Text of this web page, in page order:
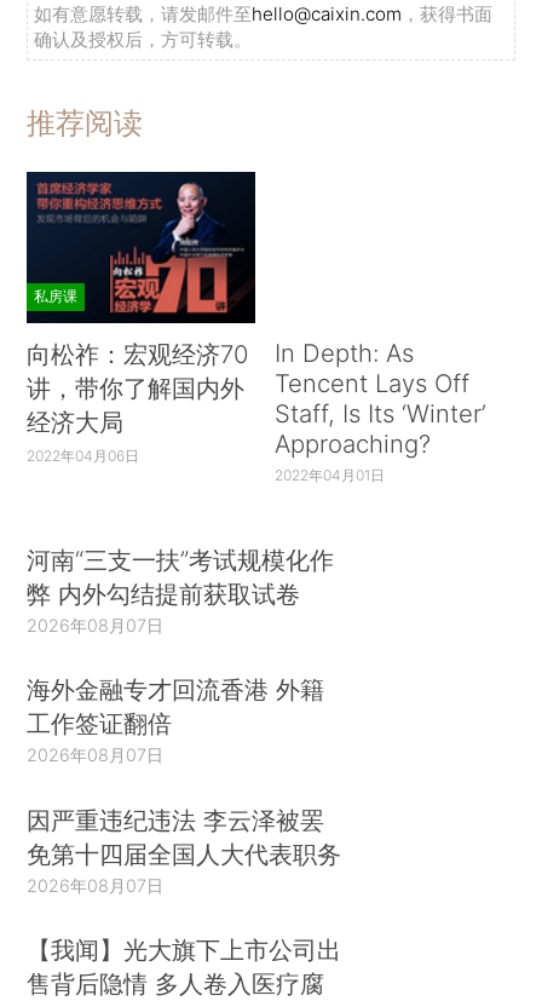
如有意愿转载，请发邮件至hello@caixin.com ，获得书面
确认及授权后，方可转载。
推荐阅读
私房课
向松祚：宏观经济70
讲，带你了解国内外
经济大局
2022年04月06日
In Depth: As
Tencent Lays Off
Staff, Is Its ‘Winter’
Approaching?
2022年04月01日
河南“三支一扶”考试规模化作
弊 内外勾结提前获取试卷
2026年08月07日
海外金融专才回流香港 外籍
工作签证翻倍
2026年08月07日
因严重违纪违法 李云泽被罢
免第十四届全国人大代表职务
2026年08月07日
【我闻】光大旗下上市公司出
售背后隐情 多人卷入医疗腐